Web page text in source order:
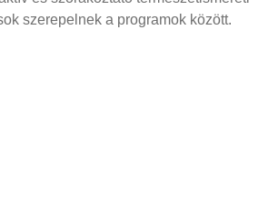
szerepelnek a programok között.